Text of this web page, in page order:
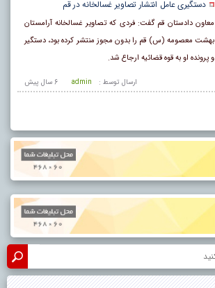
دستگیری عامل انتشار تصاویر غسالخانه در قم
معاون دادستان قم گفت: فردی که تصاویر غسالخانه آرامستان
بهشت معصومه (س) قم را بدون مجوز منتشر کرده بود، دستگیر
و پرونده او به قوه قضائیه ارجاع شد.
6 سال پيش ارسال توسط : admin